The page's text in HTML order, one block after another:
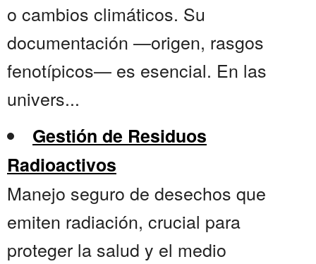
o cambios climáticos. Su
documentación —origen, rasgos
fenotípicos— es esencial. En las
univers...
Gestión de Residuos
Radioactivos
Manejo seguro de desechos que
emiten radiación, crucial para
proteger la salud y el medio